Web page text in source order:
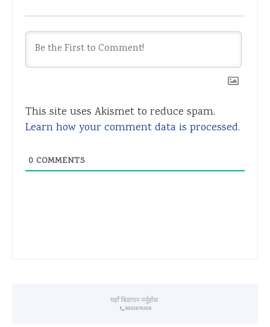
This site uses Akismet to reduce spam.
Learn how your comment data is processed.
0 COMMENTS